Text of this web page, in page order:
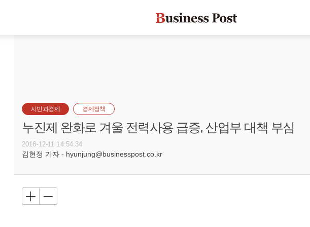
시민과경제 경제정책
누진제 완화로 겨울 전력사용 급증, 산업부 대책 부심
2016-12-11 14:54:34
김현정 기자 - hyunjung@businesspost.co.kr